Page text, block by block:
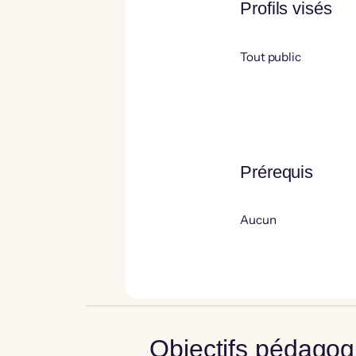
Profils visés
Tout public
Prérequis
Aucun
Objectifs